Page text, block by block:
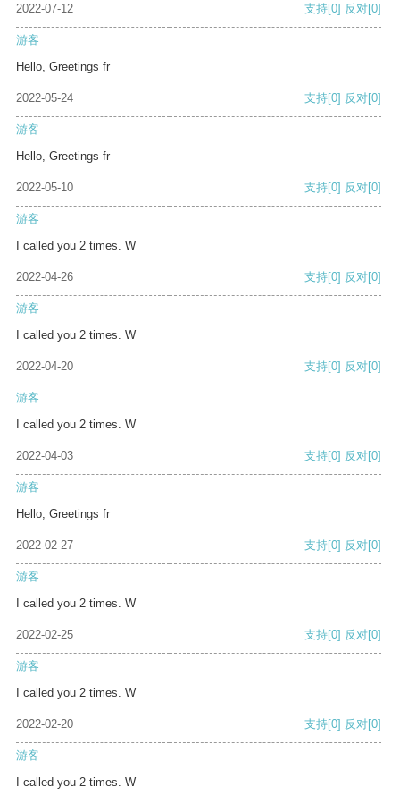
2022-07-12 支持[0] 反对[0]
游客
Hello, Greetings fr
2022-05-24 支持[0] 反对[0]
游客
Hello, Greetings fr
2022-05-10 支持[0] 反对[0]
游客
I called you 2 times. W
2022-04-26 支持[0] 反对[0]
游客
I called you 2 times. W
2022-04-20 支持[0] 反对[0]
游客
I called you 2 times. W
2022-04-03 支持[0] 反对[0]
游客
Hello, Greetings fr
2022-02-27 支持[0] 反对[0]
游客
I called you 2 times. W
2022-02-25 支持[0] 反对[0]
游客
I called you 2 times. W
2022-02-20 支持[0] 反对[0]
游客
I called you 2 times. W